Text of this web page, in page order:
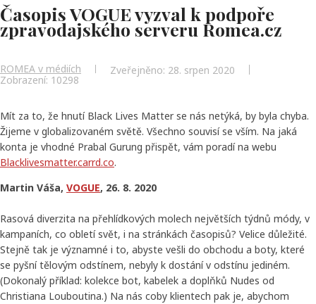
Časopis VOGUE vyzval k podpoře
zpravodajského serveru Romea.cz
ROMEA v médiích Zveřejněno: 28. srpen 2020
Zobrazení: 10298
Mít za to, že hnutí Black Lives Matter se nás netýká, by byla chyba.
Žijeme v globalizovaném světě. Všechno souvisí se vším. Na jaká
konta je vhodné Prabal Gurung přispět, vám poradí na webu
Blacklivesmatter.carrd.co.
Martin Váša, VOGUE, 26. 8. 2020
Rasová diverzita na přehlídkových molech největších týdnů módy, v
kampaních, co obletí svět, i na stránkách časopisů? Velice důležité.
Stejně tak je významné i to, abyste vešli do obchodu a boty, které
se pyšní tělovým odstínem, nebyly k dostání v odstínu jediném.
(Dokonalý příklad: kolekce bot, kabelek a doplňků Nudes od
Christiana Louboutina.) Na nás coby klientech pak je, abychom